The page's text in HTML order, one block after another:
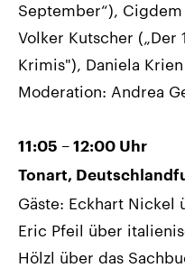
September“),
Volker Kutscher („Der
Krimis"), Daniela
Moderation: Andrea
11:05 – 12:00 Uhr
Tonart,
Gäste: Eckhart Nickel
Eric Pfeil über
Hölzl über das